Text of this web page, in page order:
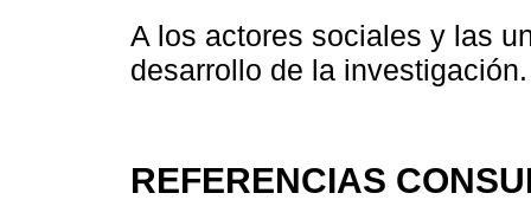
A los actores sociales y las
desarrollo de la investigación.
REFERENCIAS